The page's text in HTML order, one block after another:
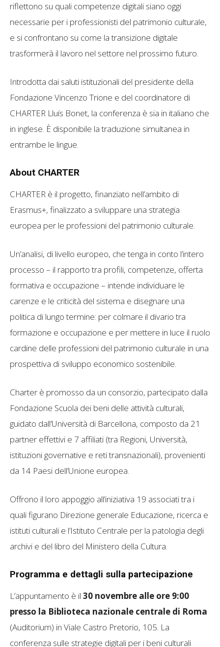
riflettono su quali competenze digitali siano oggi
necessarie per i professionisti del patrimonio culturale,
e si confrontano su come la transizione digitale
trasformerà il lavoro nel settore nel prossimo futuro.
Introdotta dai saluti istituzionali del presidente della
Fondazione Vincenzo Trione e del coordinatore di
CHARTER Lluís Bonet, la conferenza è sia in italiano che
in inglese. È disponibile la traduzione simultanea in
entrambe le lingue.
About CHARTER
CHARTER è il progetto, finanziato nell’ambito di
Erasmus+, finalizzato a sviluppare una strategia
europea per le professioni del patrimonio culturale.
Un’analisi, di livello europeo, che tenga in conto l’intero
processo – il rapporto tra profili, competenze, offerta
formativa e occupazione – intende individuare le
carenze e le criticità del sistema e disegnare una
politica di lungo termine: per colmare il divario tra
formazione e occupazione e per mettere in luce il ruolo
cardine delle professioni del patrimonio culturale in una
prospettiva di sviluppo economico sostenibile.
Charter è promosso da un consorzio, partecipato dalla
Fondazione Scuola dei beni delle attività culturali,
guidato dall’Università di Barcellona, composto da 21
partner effettivi e 7 affiliati (tra Regioni, Università,
istituzioni governative e reti transnazionali), provenienti
da 14 Paesi dell’Unione europea.
Offrono il loro appoggio all’iniziativa 19 associati tra i
quali figurano Direzione generale Educazione, ricerca e
istituti culturali e l’Istituto Centrale per la patologia degli
archivi e del libro del Ministero della Cultura.
Programma e dettagli sulla partecipazione
L’appuntamento è il 30 novembre alle ore 9:00
presso la Biblioteca nazionale centrale di Roma
(Auditorium) in Viale Castro Pretorio, 105. La
conferenza sulle strategie digitali per i beni culturali